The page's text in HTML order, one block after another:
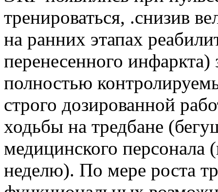
тренироваться, .снизив
на ранних этапах
перенесенного
полностью
строго дозированной
ходьбы на тредбане
медицинского персонала
неделю). По мере роста